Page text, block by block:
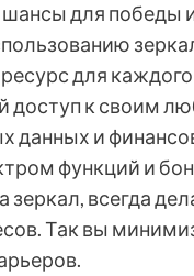
для победы
для
доступ к своим
данных и
функций и
всегда
Так вы